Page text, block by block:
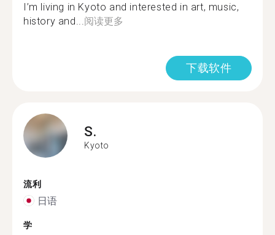
I’m living in Kyoto and interested in art, music,
history and...阅读更多
下载软件
S.
Kyoto
流利
日语
学